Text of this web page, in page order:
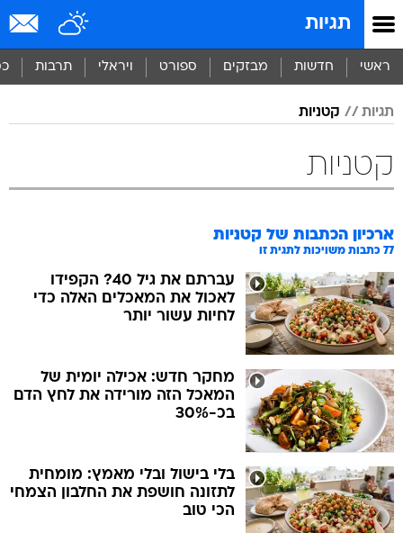
תגיות
ראשי חדשות מבזקים ספורט ויראלי תרבות
תגיות קטניות
קטניות
ארכיון הכתבות של קטניות
77 כתבות משויכות לתגית זו
עברתם את גיל 40? הקפידו
לאכול את המאכלים האלה כדי
לחיות עשור יותר
מחקר חדש: אכילה יומית של
המאכל הזה מורידה את לחץ הדם
בכ-30%
בלי בישול ובלי מאמץ: מומחית
לתזונה חושפת את החלבון הצמחי
הכי טוב